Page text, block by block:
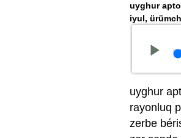
uyghur
iyul,
uyghur
rayonluq
zerbe